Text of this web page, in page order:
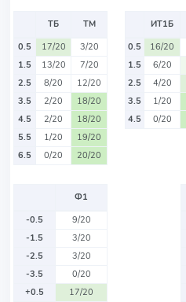
ТБ
ТМ
0.5
17/20
3/20
1.5
13/20
7/20
2.5
8/20
12/20
3.5
2/20
18/20
4.5
2/20
18/20
5.5
1/20
19/20
6.5
0/20 20/20
ИТ1Б
0.5
16/20
1.5
6/20
2.5
4/20
3.5
1/20
4.5
0/20
Ф1
-0.5
9/20
-1.5
3/20
-2.5
3/20
-3.5
0/20
+0.5
17/20